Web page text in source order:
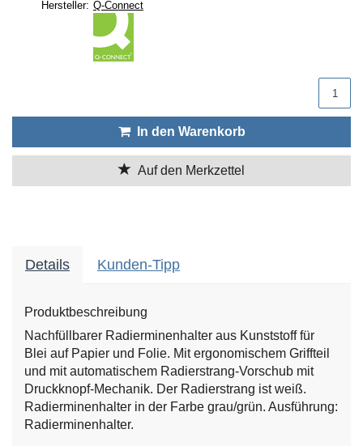
Hersteller: Hersteller:
Q-Connect
In den Warenkorb
Auf den Merkzettel
Details Kunden-Tipp
Produktbeschreibung
Nachfüllbarer Radierminenhalter aus Kunststoff für
Blei auf Papier und Folie. Mit ergonomischem Griffteil
und mit automatischem Radierstrang-Vorschub mit
Druckknopf-Mechanik. Der Radierstrang ist weiß.
Radierminenhalter in der Farbe grau/grün. Ausführung:
Radierminenhalter.